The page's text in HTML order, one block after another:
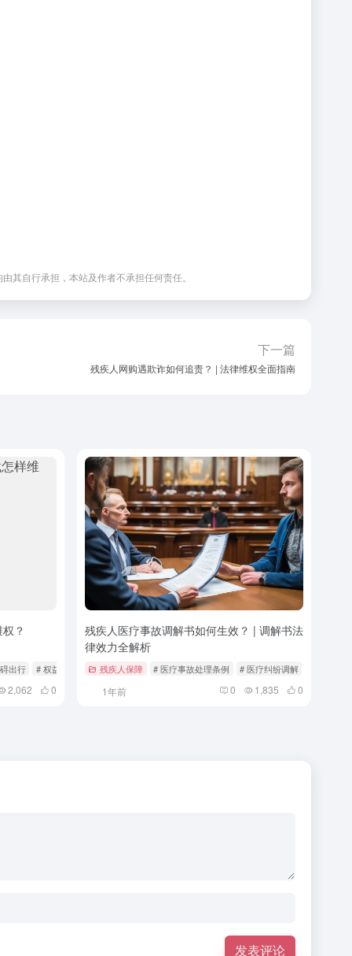
其自行承担，本站及作者不承担任何责任。
下一篇
残疾人网购遇欺诈如何追责？ | 法律维权全面指南
？
出行 # 权益保障
2,062 0
残疾人医疗事故调解书如何生效？ | 调解书法
律效力全解析
残疾人保障 # 医疗事故处理条例 # 医疗纠纷调解
1年前 0 1,835 0
发表评论